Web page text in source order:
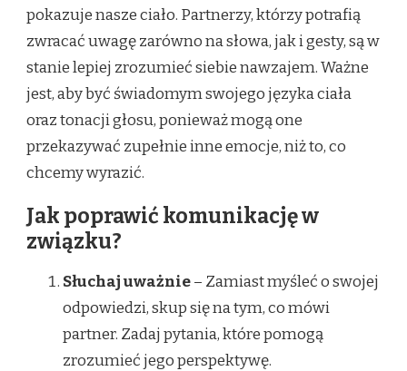
pokazuje nasze ciało. Partnerzy, którzy potrafią
zwracać uwagę zarówno na słowa, jak i gesty, są w
stanie lepiej zrozumieć siebie nawzajem. Ważne
jest, aby być świadomym swojego języka ciała
oraz tonacji głosu, ponieważ mogą one
przekazywać zupełnie inne emocje, niż to, co
chcemy wyrazić.
Jak poprawić komunikację w
związku?
Słuchaj uważnie– Zamiast myśleć o swojej
odpowiedzi, skup się na tym, co mówi
partner. Zadaj pytania, które pomogą
zrozumieć jego perspektywę.